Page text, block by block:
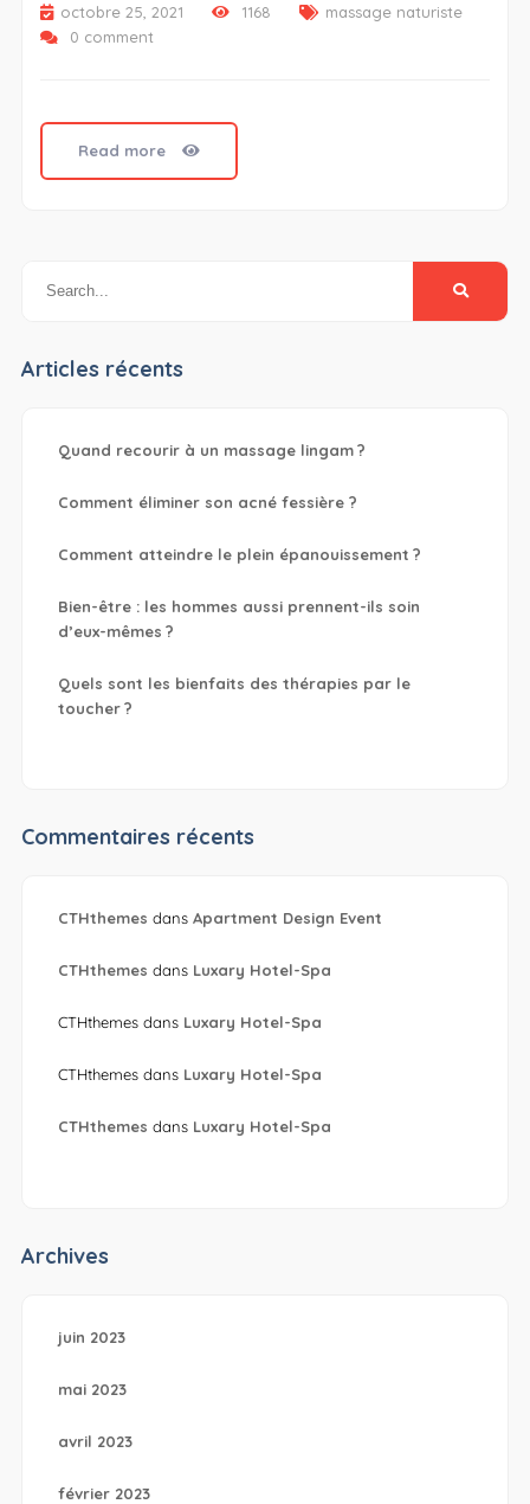
octobre 25, 2021 1168
massage naturiste
0 comment
Read more
Articles récents
Quand recourir à un massage lingam ?
Comment éliminer son acné fessière ?
Comment atteindre le plein épanouissement ?
Bien-être : les hommes aussi prennent-ils soin
d’eux-mêmes ?
Quels sont les bienfaits des thérapies par le
toucher ?
Commentaires récents
CTHthemes dans Apartment Design Event
CTHthemes dans Luxary Hotel-Spa
CTHthemesdans Luxary Hotel-Spa
CTHthemesdans Luxary Hotel-Spa
CTHthemes dans Luxary Hotel-Spa
Archives
juin 2023
mai 2023
avril 2023
février 2023